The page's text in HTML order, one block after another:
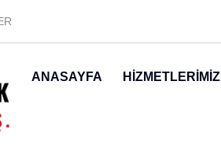
ANASAYFA HIZMETLERIMIZ